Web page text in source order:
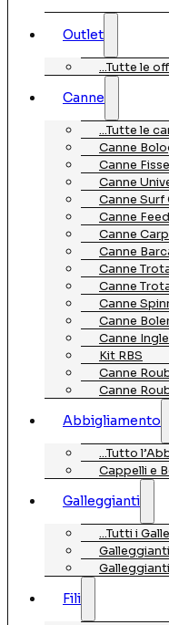
Outlet
…Tutte le
Canne
…Tutte le
Canne
Canne Fisse
Canne
Canne Surf
Canne
Canne
Canne
Canne
Canne
Canne
Canne
Canne
Kit RBS
Canne
Canne
Abbigliamento
…Tutto
Cappelli e
Galleggianti
…Tutti i
Fili